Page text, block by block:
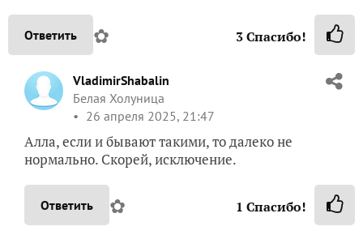
Ответить ✿ 3Спасибо!
VladimirShabalin
Белая Холуница
26 апреля 2025, 21:47
Алла, если и бывают такими, то далеко не
нормально. Скорей, исключение.
Ответить ✿ 1 Спасибо!